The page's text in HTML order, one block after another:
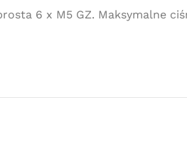
6 x M5 GZ. Maksymalne
dla